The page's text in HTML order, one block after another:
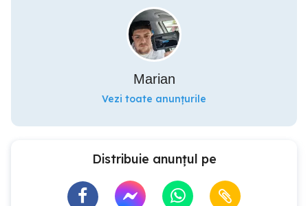
Marian
Vezi toate anunțurile
Distribuie anunțul pe